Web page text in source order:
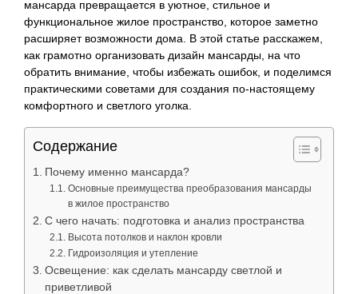
мансарда превращается в уютное, стильное и
функциональное жилое пространство, которое заметно
расширяет возможности дома. В этой статье расскажем,
как грамотно организовать дизайн мансарды, на что
обратить внимание, чтобы избежать ошибок, и поделимся
практическими советами для создания по-настоящему
комфортного и светлого уголка.
Содержание
Почему именно мансарда?
Основные преимущества преобразования мансарды
в жилое пространство
С чего начать: подготовка и анализ пространства
Высота потолков и наклон кровли
Гидроизоляция и утепление
Освещение: как сделать мансарду светлой и
приветливой